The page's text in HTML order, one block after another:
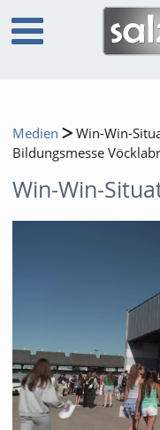
Medien
Win-Win-
Bildungsmesse